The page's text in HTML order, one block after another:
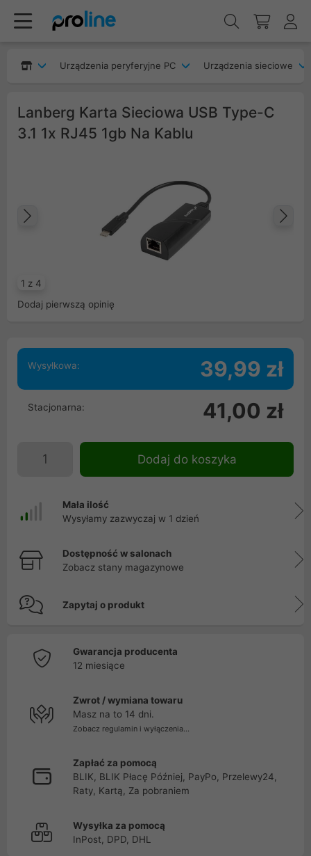
Urządzenia peryferyjne PC Urządzenia sieciowe
Lanberg Karta Sieciowa USB Type-C
3.1 1x RJ45 1gb Na Kablu
1 z 4
Poprzedni
Dodaj pierwszą opinię
Wysyłkowa: 39,99 zł
Stacjonarna: 41,00 zł
Dodaj do koszyka
Mała ilość
Wysyłamy zazwyczaj w 1 dzień
Dostępność w salonach
Zobacz stany magazynowe
Zapytaj o produkt
Gwarancja producenta
12 miesiące
Zwrot / wymiana towaru
Masz na to 14 dni.
Zobacz regulamin i wyłączenia...
Zapłać za pomocą
BLIK, BLIK Płacę Później, PayPo, Przelewy24,
Raty, Kartą, Za pobraniem
Wysyłka za pomocą
InPost, DPD, DHL